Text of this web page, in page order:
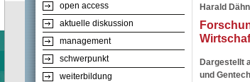
open access
aktuelle diskussion
management
schwerpunkt
weiterbildung
Harald
Dargestellt
und